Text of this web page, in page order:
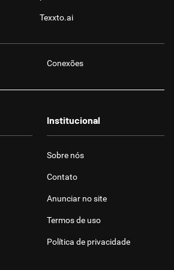
Texxto.ai
Conexões
Institucional
Sobre nós
Contato
Anunciar no site
Termos de uso
Política de privacidade